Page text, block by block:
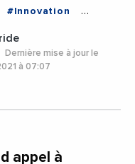
#Innovation
Dernière mise à jour le
à 07:07
appel à